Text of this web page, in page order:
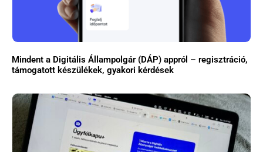
Mindent a Digitális Állampolgár (DÁP) appról – regisztráció,
támogatott készülékek, gyakori kérdések